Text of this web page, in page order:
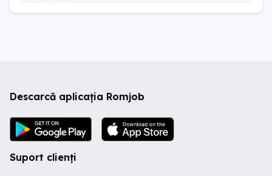
Descarcă aplicația Romjob
Suport clienți